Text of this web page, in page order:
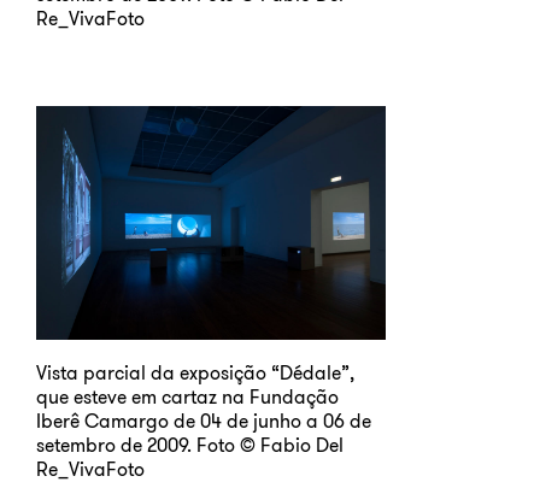
Re_VivaFoto
Vista parcial da exposição “Dédale”,
que esteve em cartaz na Fundação
Iberê Camargo de 04 de junho a 06 de
setembro de 2009. Foto © Fabio Del
Re_VivaFoto